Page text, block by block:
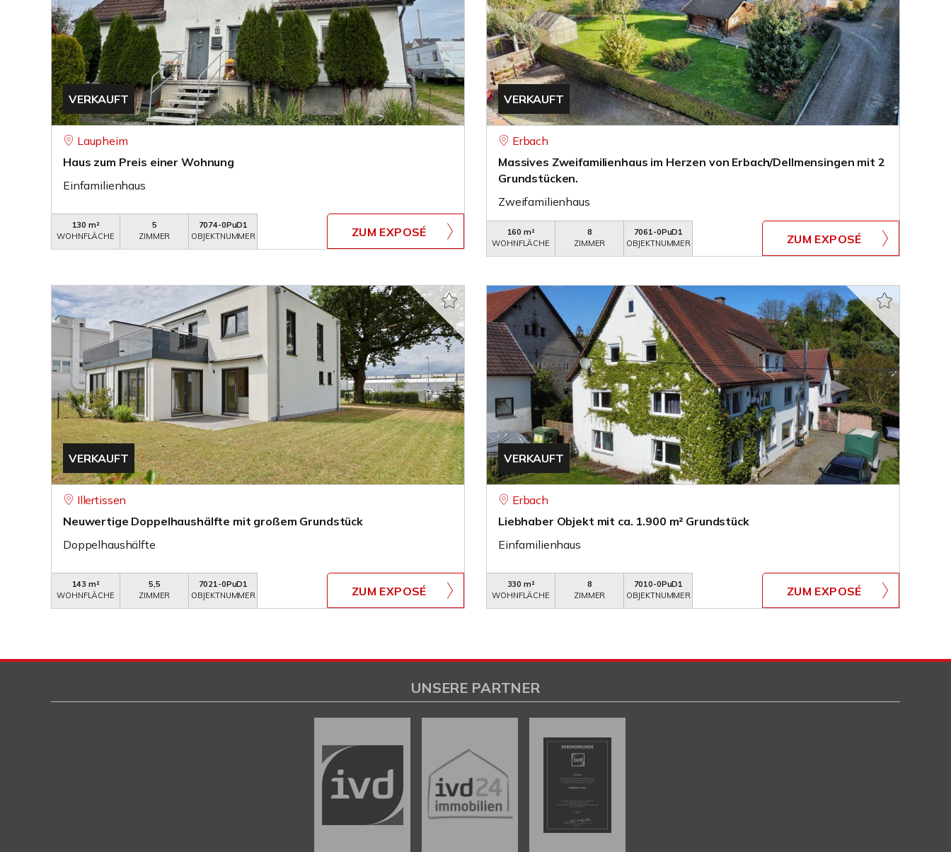
VERKAUFT
Laupheim
Haus zum Preis einer Wohnung
Einfamilienhaus
130 m²
WOHNFLÄCHE
5
ZIMMER
7074-0PuD1
OBJEKTNUMMER
ZUM EXPOSÉ
VERKAUFT
Erbach
Massives Zweifamilienhaus im Herzen von Erbach/Dellmensingen mit 2
Grundstücken.
Zweifamilienhaus
160 m²
WOHNFLÄCHE
8
ZIMMER
7061-0PuD1
OBJEKTNUMMER
ZUM EXPOSÉ
VERKAUFT
Illertissen
Neuwertige Doppelhaushälfte mit großem Grundstück
Doppelhaushälfte
143 m²
WOHNFLÄCHE
5,5
ZIMMER
7021-0PuD1
OBJEKTNUMMER
ZUM EXPOSÉ
VERKAUFT
Erbach
Liebhaber Objekt mit ca. 1.900 m² Grundstück
Einfamilienhaus
330 m²
WOHNFLÄCHE
8
ZIMMER
7010-0PuD1
OBJEKTNUMMER
ZUM EXPOSÉ
UNSERE PARTNER